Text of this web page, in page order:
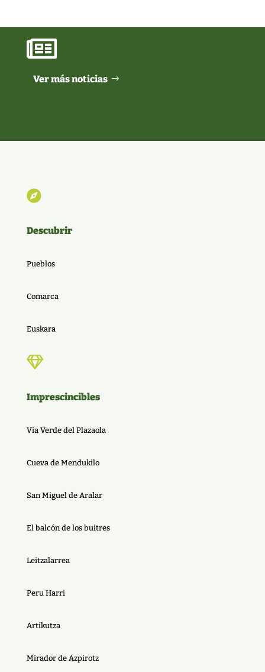

Ver más noticias

Descubrir
Pueblos
Comarca
Euskara

Imprescincibles
Vía Verde del Plazaola
Cueva de Mendukilo
San Miguel de Aralar
El balcón de los buitres
Leitzalarrea
Peru Harri
Artikutza
Mirador de Azpirotz